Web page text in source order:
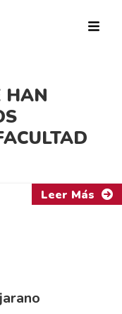
HAN
Leer Más